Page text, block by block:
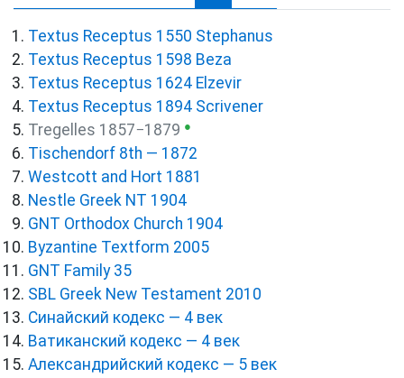
Textus Receptus 1550 Stephanus
Textus Receptus 1598 Beza
Textus Receptus 1624 Elzevir
Textus Receptus 1894 Scrivener
Tregelles 1857−1879 ●
Tischendorf 8th — 1872
Westcott and Hort 1881
Nestle Greek NT 1904
GNT Orthodox Church 1904
Byzantine Textform 2005
GNT Family 35
SBL Greek New Testament 2010
Синайский кодекс — 4 век
Ватиканский кодекс — 4 век
Александрийский кодекс — 5 век